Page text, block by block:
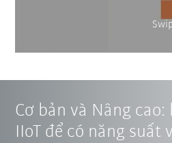
Cơ bản và Nâng
IIoT để có năng suất